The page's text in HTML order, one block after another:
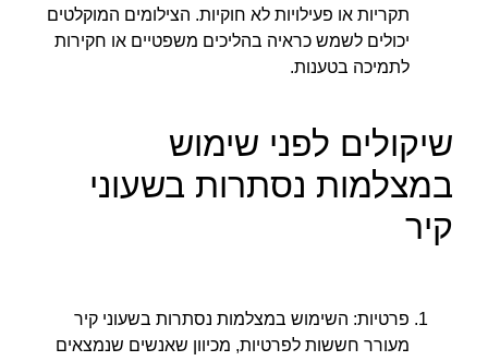
תקריות או פעילויות לא חוקיות. הצילומים המוקלטים
יכולים לשמש כראיה בהליכים משפטיים או חקירות
לתמיכה בטענות.
שיקולים לפני שימוש
במצלמות נסתרות בשעוני
קיר
פרטיות: השימוש במצלמות נסתרות בשעוני קיר
מעורר חששות לפרטיות, מכיוון שאנשים שנמצאים